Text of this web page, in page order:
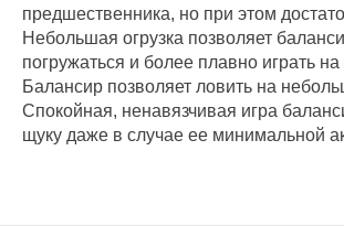
предшественника, но при этом
Небольшая огрузка позволяет
погружаться и более плавно играть
Балансир позволяет ловить на
Спокойная, ненавязчивая игра
щуку даже в случае ее минимальной